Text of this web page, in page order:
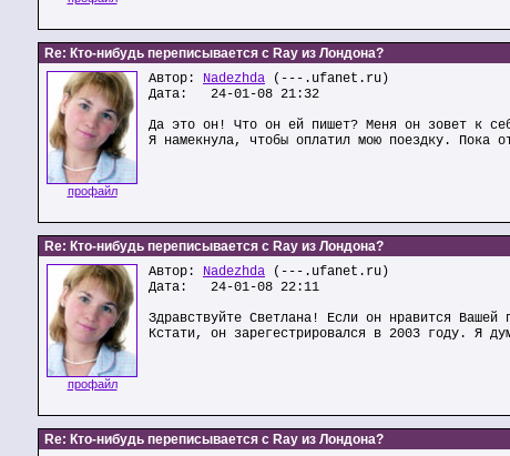
Re: Кто-нибудь переписывается с Ray из Лондона?
профайл
Автор: Nadezhda (---.ufanet.ru)
Дата: 24-01-08 21:32
Да это он! Что он ей пишет? Меня он зовет к
Я намекнула, чтобы оплатил мою поездку. Пока
Re: Кто-нибудь переписывается с Ray из Лондона?
профайл
Автор: Nadezhda (---.ufanet.ru)
Дата: 24-01-08 22:11
Здравствуйте Светлана! Если он нравится
Кстати, он зарегестрировался в 2003 году. Я
Re: Кто-нибудь переписывается с Ray из Лондона?